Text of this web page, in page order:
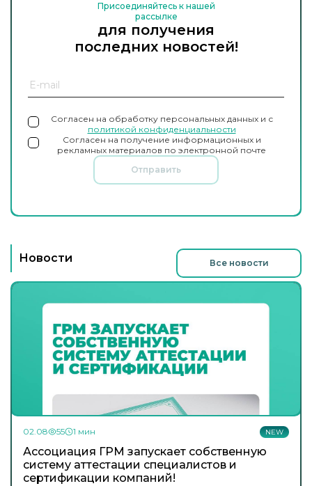
Присоединяйтесь к нашей
рассылке
для получения
последних новостей!
Согласен на обработку персональных данных и с
политикой конфиденциальности
Согласен на получение информационных и
рекламных материалов по электронной почте
Отправить
Новости Все новости
NEW
02.08 55 1 мин
Ассоциация ГРМ запускает собственную
систему аттестации специалистов и
сертификации компаний!